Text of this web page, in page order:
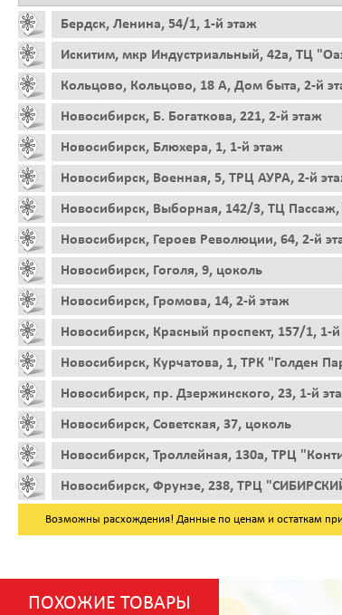
Бердск, Ленина, 54/1, 1-й этаж
Искитим, мкр Индустриальный, 42а, ТЦ
Кольцово, Кольцово, 18 А, Дом быта, 2-й
Новосибирск, Б. Богаткова, 221, 2-й этаж
Новосибирск, Блюхера, 1, 1-й этаж
Новосибирск, Военная, 5, ТРЦ АУРА, 2-й
Новосибирск, Выборная, 142/3, ТЦ Пассаж,
Новосибирск, Героев Революции, 64, 2-й
Новосибирск, Гоголя, 9, цоколь
Новосибирск, Громова, 14, 2-й этаж
Новосибирск, Красный проспект, 157/1, 1-
Новосибирск, Курчатова, 1, ТРК "Голден
Новосибирск, пр. Дзержинского, 23, 1-й
Новосибирск, Советская, 37, цоколь
Новосибирск, Троллейная, 130а, ТРЦ
Новосибирск, Фрунзе, 238, ТРЦ
Возможны расхождения! Данные по ценам и остаткам
ПОХОЖИЕ ТОВАРЫ